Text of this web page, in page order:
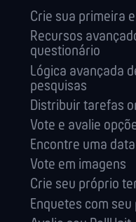
Crie sua primeira
Recursos
questionário
Lógica avançada
pesquisas
Distribuir tarefas
Vote e avalie
Encontre uma data
Vote em imagens
Crie seu próprio
Enquetes com